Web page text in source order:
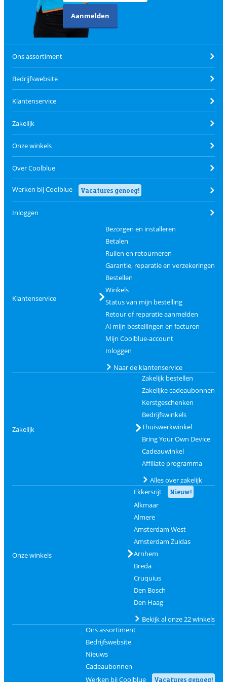
Aanmelden
Ons assortiment
Bedrijfswebsite
Klantenservice
Zakelijk
Onze winkels
Over Coolblue
Werken bij Coolblue Vacatures genoeg!
Inloggen
Klantenservice
Bezorgen en installeren
Betalen
Ruilen en retourneren
Garantie, reparatie en verzekeringen
Bestellen
Winkels
Status van mijn bestelling
Retour of reparatie aanmelden
Al mijn bestellingen en facturen
Mijn Coolblue-account
Inloggen
Naar de klantenservice
Zakelijk
Zakelijk bestellen
Zakelijke cadeaubonnen
Kerstgeschenken
Bedrijfswinkels
Thuiswerkwinkel
Bring Your Own Device
Cadeauwinkel
Affiliate programma
Alles over zakelijk
Onze winkels
Ekkersrijt Nieuw!
Alkmaar
Almere
Amsterdam West
Amsterdam Zuidas
Arnhem
Breda
Cruquius
Den Bosch
Den Haag
Bekijk al onze 22 winkels
Ons assortiment
Bedrijfswebsite
Nieuws
Cadeaubonnen
Werken bij Coolblue
Vacatures genoeg!